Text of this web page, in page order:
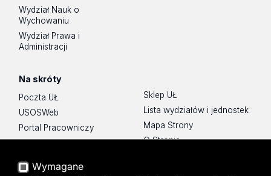
Wydział Nauk o
Wychowaniu
Wydział Prawa i
Administracji
Na skróty
Poczta UŁ
USOSWeb
Portal Pracowniczy
Baza Aktów Własnych
Moodle
Sklep UŁ
Lista wydziałów i jednostek
Mapa Strony
O Stronie
Wymagane